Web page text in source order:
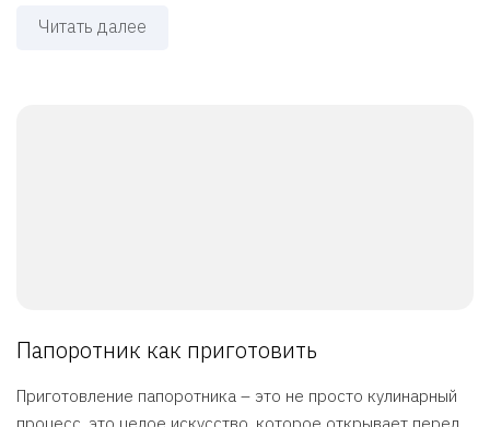
Читать далее
Папоротник как приготовить
Приготовление папоротника – это не просто кулинарный